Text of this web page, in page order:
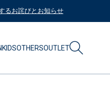
るお詫びとお知らせ
KIDSOTHERSOUTLET